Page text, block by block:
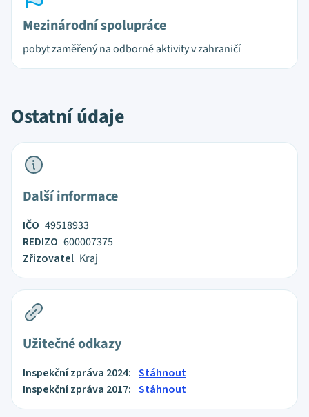
Mezinárodní spolupráce
pobyt zaměřený na odborné aktivity v zahraničí
Ostatní údaje
Další informace
IČO 49518933
REDIZO 600007375
Zřizovatel Kraj
Užitečné odkazy
Inspekční zpráva 2024: Stáhnout
Inspekční zpráva 2017: Stáhnout